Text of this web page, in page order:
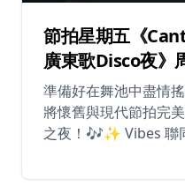
各類水上運動競技，
品，感受派對氛圍。 這是你重溫80年代黃金時代
的機會，在璀璨燈光
日派對。無論你是懷
這個活動都將為你帶來
期：2026年7月4日至
除外） ⏰ 樂園開放
節拍星期五《
廣東歌Disco夜》
準備好在舞池中盡情
將懷舊與現代節拍完
之夜！🎶✨ Vibes 聯同本地 DJ 組合「節拍星期
90 年代經典廣東歌注